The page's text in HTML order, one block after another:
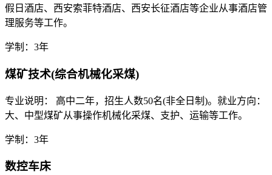
假日酒店、西安索菲特酒店、西安长征酒店等企业从事酒店管
理服务等工作。
学制：3年
煤矿技术(综合机械化采煤)
专业说明： 高中二年，招生人数50名(非全日制)。就业方向：
大、中型煤矿从事操作机械化采煤、支护、运输等工作。
学制：3年
数控车床